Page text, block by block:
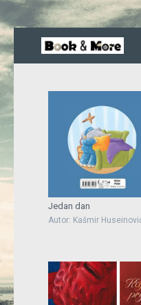
Knjige
Recenzije
Blog
Jedan dan
Autor: Kašmir